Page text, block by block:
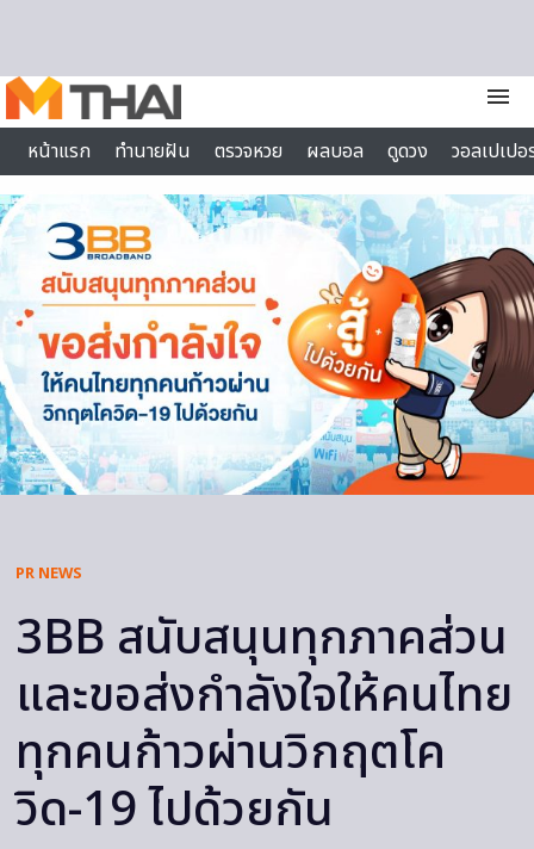
menu
หน้าแรก
ทำนายฝัน ตรวจหวย ผลบอล ดูดวง
วอลเปเป
ไลฟ์สไตล์
PR NEWS
3BB สนับสนุนทุกภาคส่วน
และขอส่งกำลังใจให้คนไทย
ทุกคนก้าวผ่านวิกฤตโค
วิด-19 ไปด้วยกัน